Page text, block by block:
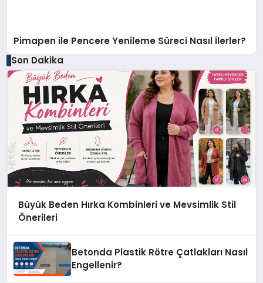
Pimapen ile Pencere Yenileme Süreci Nasıl İlerler?
Son Dakika
Büyük Beden Hırka Kombinleri ve Mevsimlik Stil
Önerileri
Betonda Plastik Rötre Çatlakları Nasıl
Engellenir?